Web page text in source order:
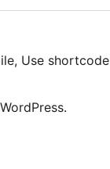
Use shortcode